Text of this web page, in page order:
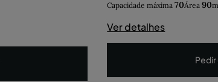
Capacidade máxima70Área90
Ver detalhes